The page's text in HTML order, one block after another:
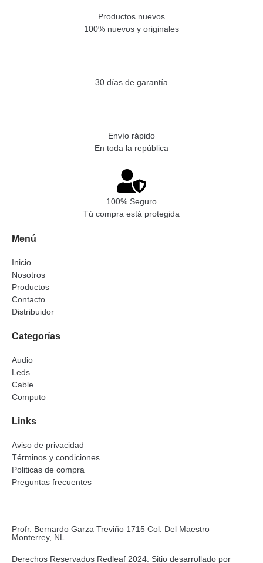
Productos nuevos
100% nuevos y originales
30 días de garantía
Envío rápido
En toda la república
100% Seguro
Tú compra está protegida
Menú
Inicio
Nosotros
Productos
Contacto
Distribuidor
Categorías
Audio
Leds
Cable
Computo
Links
Aviso de privacidad
Términos y condiciones
Politicas de compra
Preguntas frecuentes
Profr. Bernardo Garza Treviño 1715 Col. Del Maestro
Monterrey, NL
Derechos Reservados Redleaf 2024. Sitio desarrollado por